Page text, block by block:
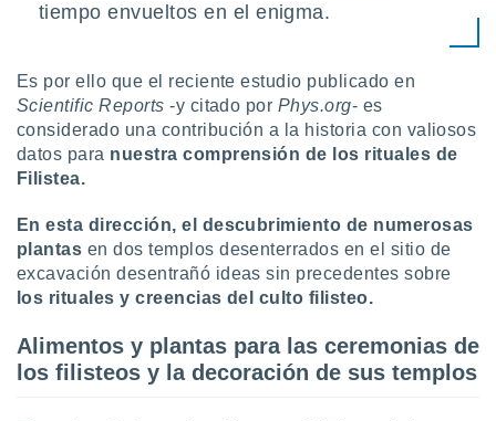
el sitio
ni para
o
aunque
Puedes
acceder a
web a
abono
tiempo envueltos en el enigma.
Es por ello que el reciente estudio publicado en
Scientific Reports -y citado por Phys.org- es
considerado una contribución a la historia con valiosos
datos para nuestra comprensión de los rituales de
Filistea.
En esta dirección, el descubrimiento de numerosas
plantas en dos templos desenterrados en el sitio de
excavación desentrañó ideas sin precedentes sobre
los rituales y creencias del culto filisteo.
Alimentos y plantas para las ceremonias de
los filisteos y la decoración de sus templos